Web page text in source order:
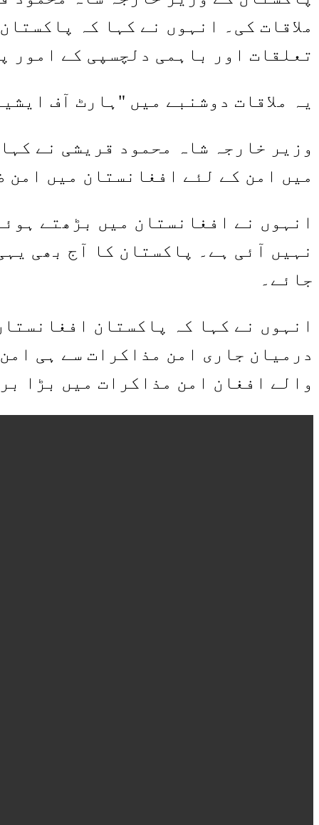
ملاقات کی۔ انہوں نے کہا کہ
تعلقات اور باہمی دلچسپی کے امور
یہ ملاقات دوشنبے میں "ہارٹ آف
وزیر خارجہ شاہ محمود قریشی نے
میں امن کے لئے افغانستان میں امن
انہوں نے افغانستان میں بڑھتے
نہیں آئی ہے۔ پاکستان کا آج بھی
جائے۔
انہوں نے کہا کہ پاکستان
درمیان جاری امن مذاکرات سے ہی
والے افغان امن مذاکرات میں بڑا